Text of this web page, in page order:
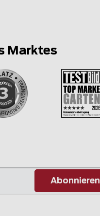
Marktes
Abonnieren